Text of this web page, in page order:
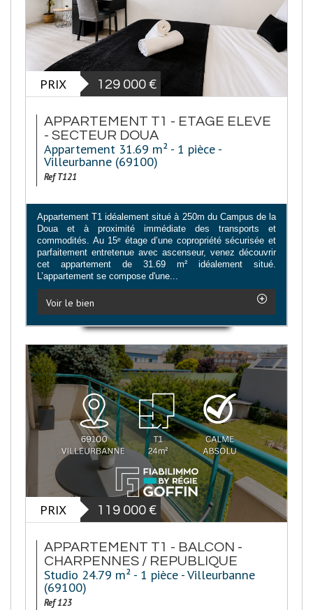
PRIX 129 000 €
APPARTEMENT T1 - ETAGE ELEVE
- SECTEUR DOUA
Appartement 31.69 m² - 1 pièce -
Villeurbanne (69100)
Ref T121
Appartement T1 idéalement situé à 250m du Campus de la
Doua et à proximité immédiate des transports et
commodités. Au 15ᵉ étage d’une copropriété sécurisée et
parfaitement entretenue avec ascenseur, venez découvrir
cet appartement de 31.69 m² idéalement situé.
L’appartement se compose d'une...
Voir le bien
PRIX 119 000 €
APPARTEMENT T1 - BALCON -
CHARPENNES / REPUBLIQUE
Studio 24.79 m² - 1 pièce - Villeurbanne
(69100)
Ref 123